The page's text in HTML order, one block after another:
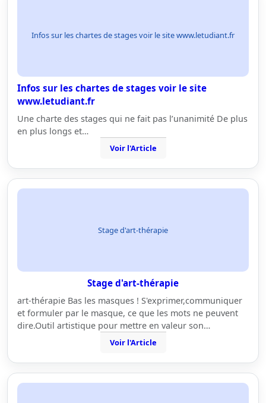
Infos sur les chartes de stages voir le site www.letudiant.fr
Infos sur les chartes de stages voir le site
www.letudiant.fr
Une charte des stages qui ne fait pas l’unanimité De plus
en plus longs et…
Voir l'Article
Stage d'art-thérapie
Stage d'art-thérapie
art-thérapie Bas les masques ! S'exprimer,communiquer
et formuler par le masque, ce que les mots ne peuvent
dire.Outil artistique pour mettre en valeur son…
Voir l'Article